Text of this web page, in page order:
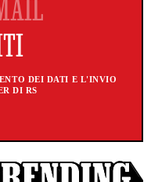
DEI DATI E L'INVIO
DI RS